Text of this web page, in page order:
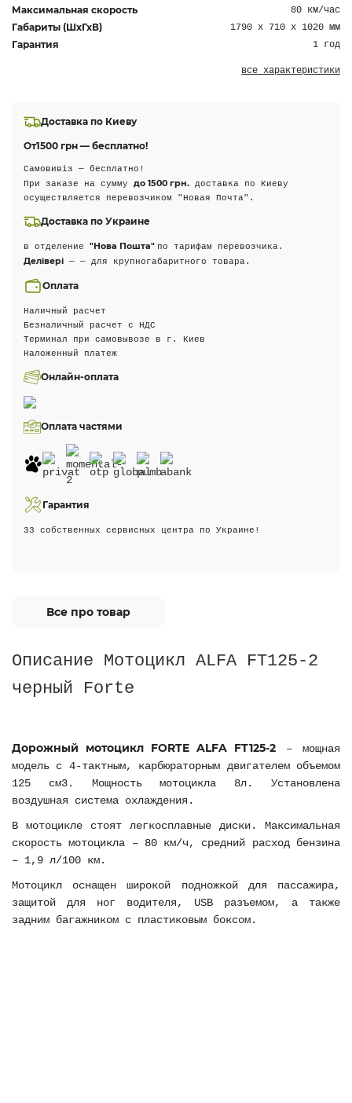
Максимальная скорость 80 км/час
Габариты (ШхГхВ) 1790 х 710 х 1020 мм
Гарантия 1 год
все характеристики
Доставка по Киеву
От1500 грн — бесплатно!
Самовивіз — бесплатно!
При заказе на сумму до 1500 грн. доставка по Киеву
осуществляется перевозчиком "Новая Почта".
Доставка по Украине
в отделение "Нова Пошта" по тарифам перевозчика.
Делівері — — для крупногабаритного товара.
Оплата
Наличный расчет
Безналичный расчет с НДС
Терминал при самовывозе в г. Киев
Наложенный платеж
Онлайн-оплата
Оплата частями
Гарантия
33 собственных сервисных центра по Украине!
Все про товар
Описание Мотоцикл ALFA FT125-2
черный Forte
Дорожный мотоцикл FORTE ALFA FT125-2 – мощная
модель с 4-тактным, карбюраторным двигателем объемом
125 см3. Мощность мотоцикла 8л. Установлена
воздушная система охлаждения.
В мотоцикле стоят легкосплавные диски. Максимальная
скорость мотоцикла – 80 км/ч, средний расход бензина
– 1,9 л/100 км.
Мотоцикл оснащен широкой подножкой для пассажира,
защитой для ног водителя, USB разъемом, а также
задним багажником с пластиковым боксом.